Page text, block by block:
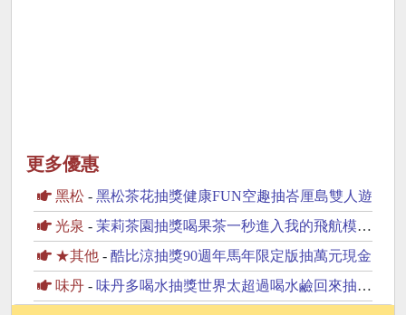
更多優惠
黑松 - 黑松茶花抽獎健康FUN空趣抽峇厘島雙人遊
光泉 - 茉莉茶園抽獎喝果茶一秒進入我的飛航模式抽PS5
★其他 - 酷比涼抽獎90週年馬年限定版抽萬元現金
味丹 - 味丹多喝水抽獎世界太超過喝水鹼回來抽iPhone17